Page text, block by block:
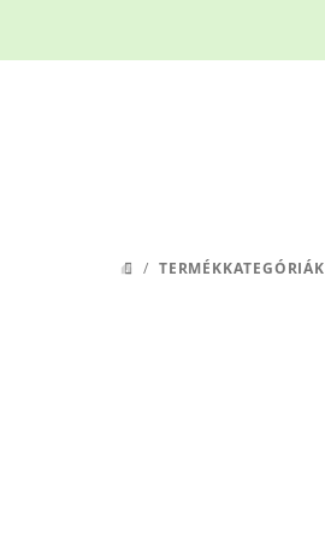
KEZDŐLAP
/ TERMÉKKATEGÓRIÁK